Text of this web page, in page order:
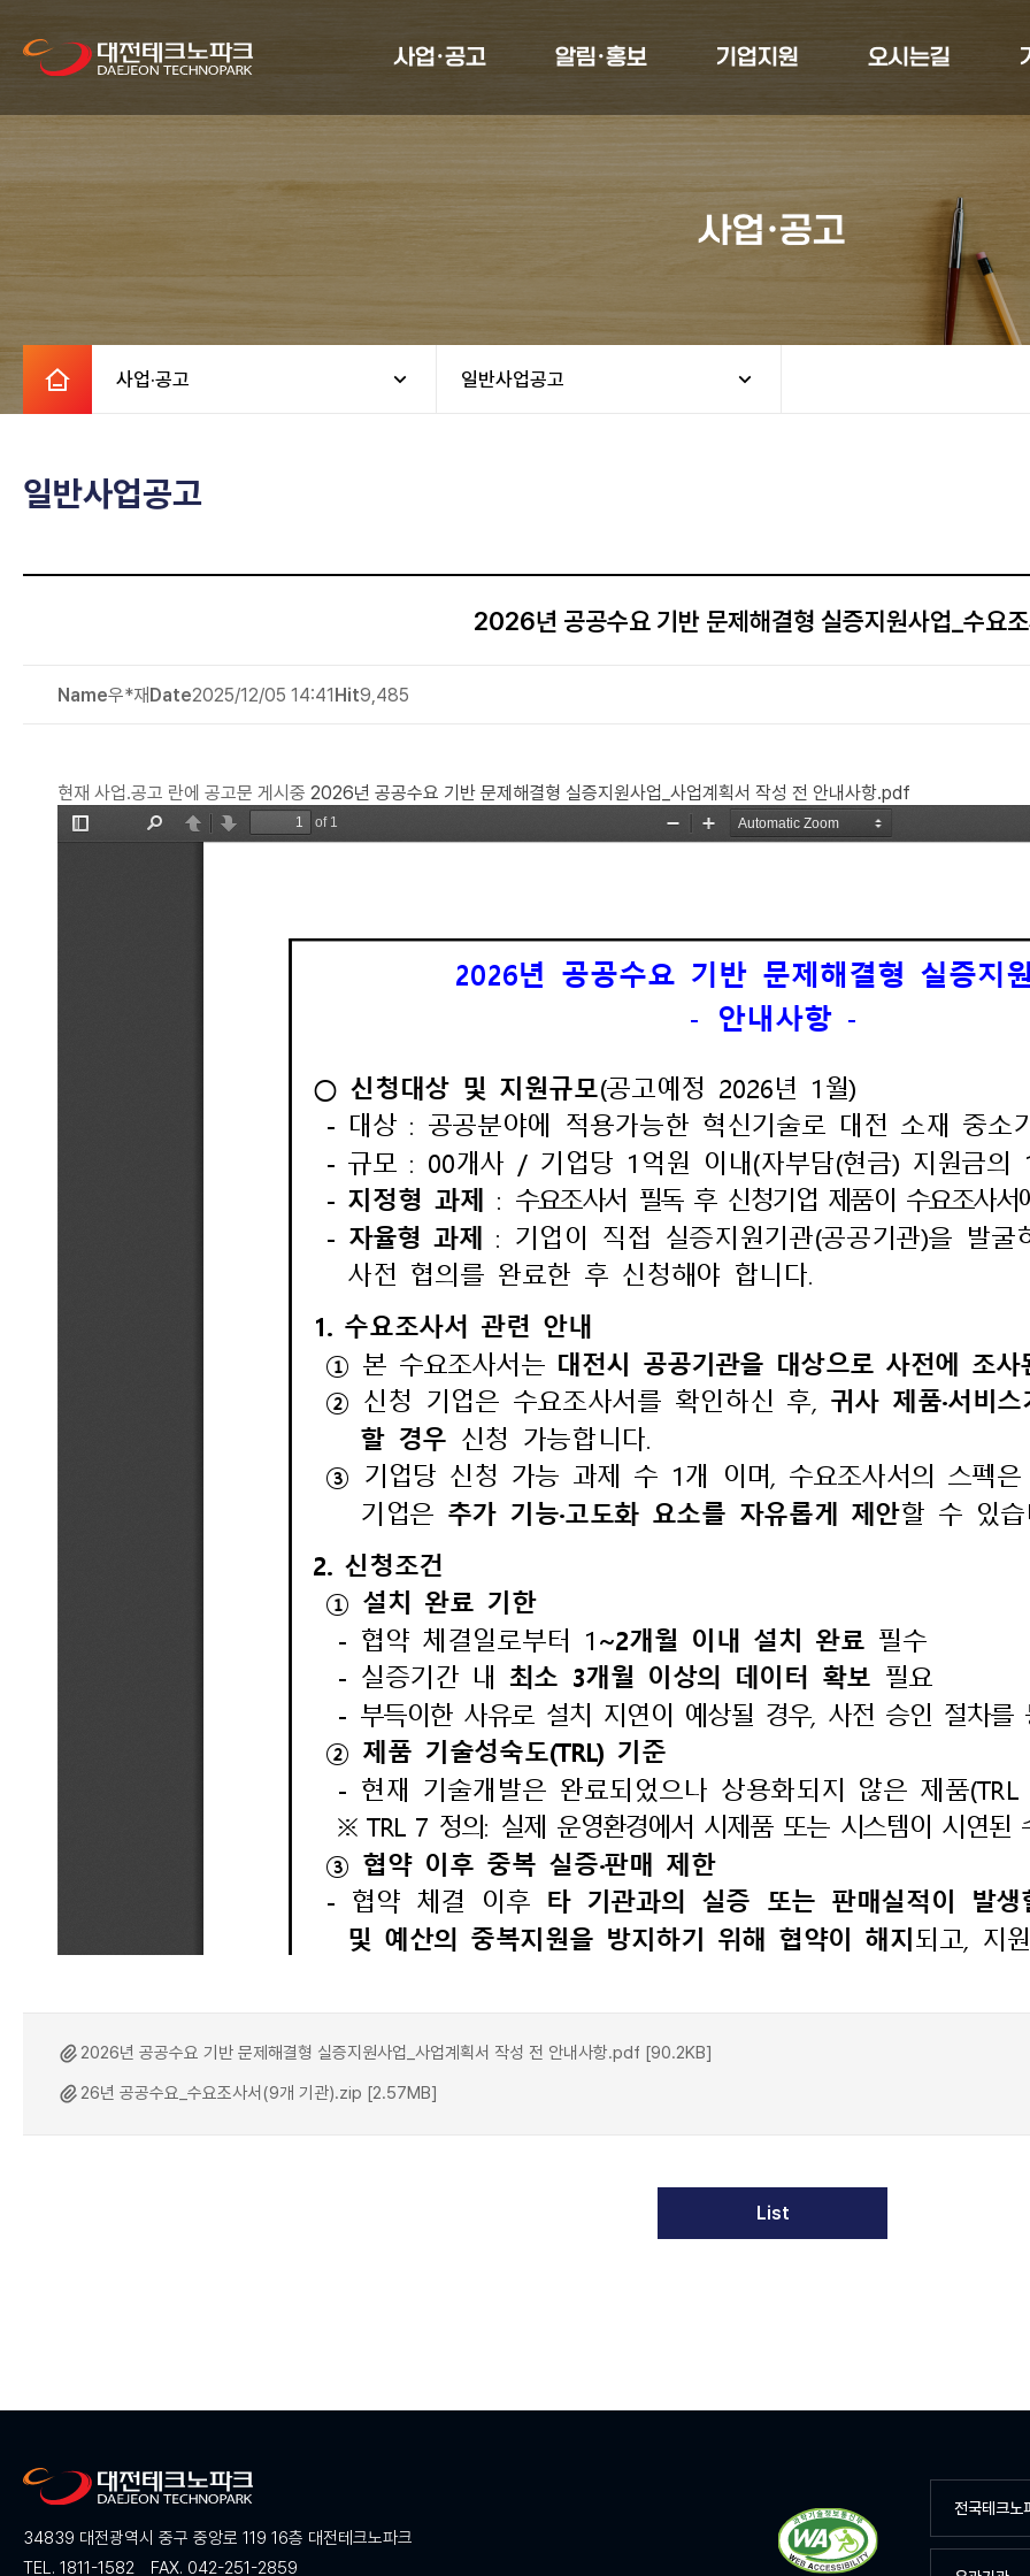
사업·공고 알림·홍보 기업지원 오시는길
사업·공고
사업·공고 일반사업공고
일반사업공고
2026년 공공수요 기반 문제해결형 실증지원사업_수요
Name우*재Date2025/12/05 14:41Hit9,485
현재 사업.공고 란에 공고문 게시중 2026년 공공수요 기반 문제해결형 실증지원사업_사업계획서 작성 전 안내사항.pdf
2026년 공공수요 기반 문제해결형 실증지원사업_사업계획서 작성 전 안내사항.pdf [90.2KB]
26년 공공수요_수요조사서(9개 기관).zip [2.57MB]
List
34839 대전광역시 중구 중앙로 119 16층 대전테크노파크
TEL. 1811-1582
FAX. 042-251-2859
전국테크노